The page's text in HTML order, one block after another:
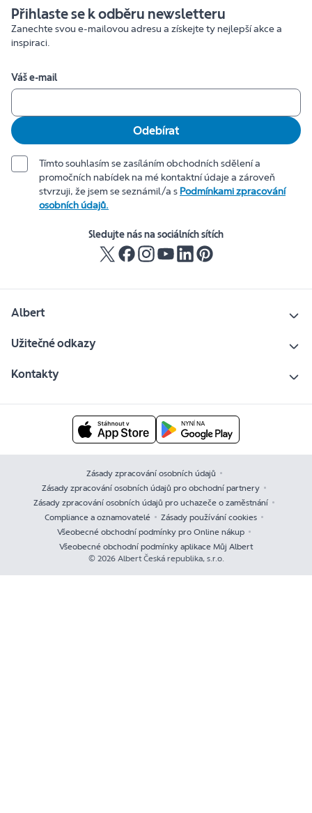
Přihlaste se k odběru newsletteru
Zanechte svou e-mailovou adresu a získejte ty nejlepší akce a
inspiraci.
Váš e-mail
Odebírat
Tímto souhlasím se zasíláním obchodních sdělení a
promočních nabídek na mé kontaktní údaje a zároveň
stvrzuji, že jsem se seznámil/a s Podmínkami zpracování
osobních údajů.
Sledujte nás na sociálních sítích
Albert
Užitečné odkazy
Kontakty
Zásady zpracování osobních údajů
Zásady zpracování osobních údajů pro obchodní partnery
Zásady zpracování osobních údajů pro uchazeče o zaměstnání
Compliance a oznamovatelé
Zásady používání cookies
Všeobecné obchodní podmínky pro Online nákup
Všeobecné obchodní podmínky aplikace Můj Albert
© 2026 Albert Česká republika, s.r.o.